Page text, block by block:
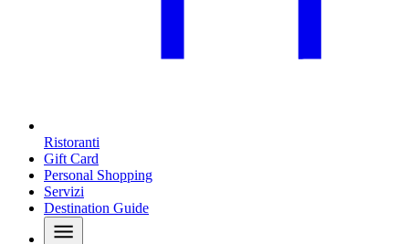
Ristoranti
Gift Card
Personal Shopping
Servizi
Destination Guide